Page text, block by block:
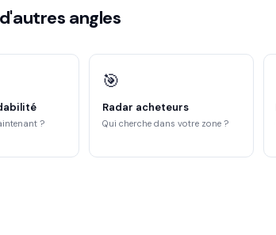
angles
?
🎯
Radar acheteurs
Qui cherche dans votre zone ?